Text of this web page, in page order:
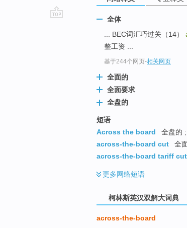
全体
... BEC词汇巧过关（14）
整工资 ...
基于244个网页-相关网页
全面的
全面要求
全盘的
短语
Across the board
全盘的
across-the-board cut
全
across-the-board tariff
更多网络短语
柯林斯英汉双解大词典
across-the-board